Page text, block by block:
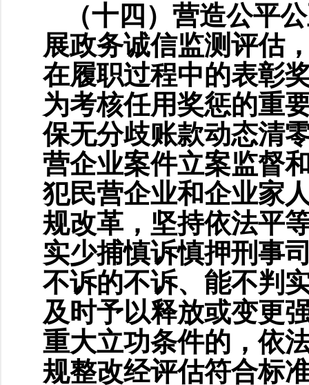
（十四）营造公平
展政务诚信监测评估
在履职过程中的表彰
为考核任用奖惩的重
保无分歧账款动态清
营企业案件立案监督
犯民营企业和企业家
规改革，坚持依法平
实少捕慎诉慎押刑事
不诉的不诉、能不判
及时予以释放或变更
重大立功条件的，依
规整改经评估符合标